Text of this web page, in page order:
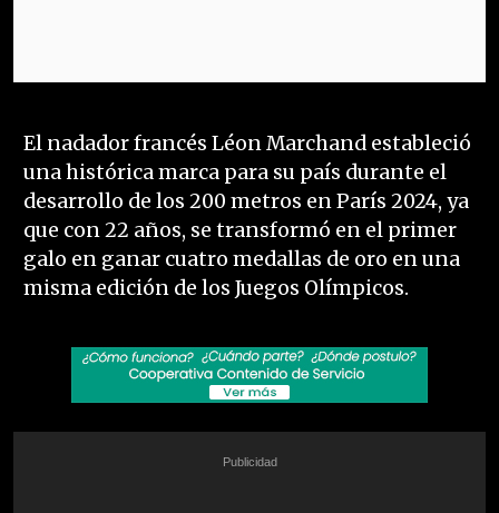
El nadador francés Léon Marchand estableció
una histórica marca para su país durante el
desarrollo de los 200 metros en París 2024, ya
que con 22 años, se transformó en el primer
galo en ganar cuatro medallas de oro en una
misma edición de los Juegos Olímpicos.